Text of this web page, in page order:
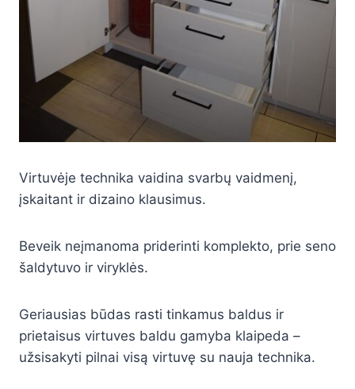
Virtuvėje technika vaidina svarbų vaidmenį,
įskaitant ir dizaino klausimus.
Beveik neįmanoma priderinti komplekto, prie seno
šaldytuvo ir viryklės.
Geriausias būdas rasti tinkamus baldus ir
prietaisus virtuves baldu gamyba klaipeda –
užsisakyti pilnai visą virtuvę su nauja technika.